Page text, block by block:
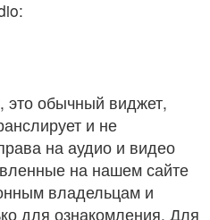
это обычный виджет,
и не
на аудио и видео
на нашем сайте
владельцам и
для ознакомления. Для